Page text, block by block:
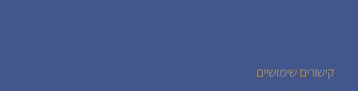
קישורים שימושיים